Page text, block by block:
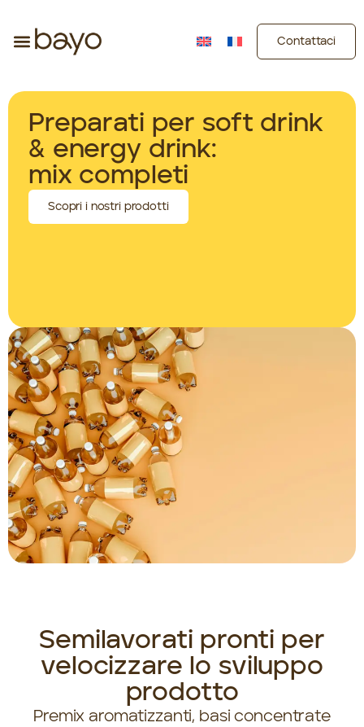
Contattaci
Preparati per soft drink
& energy drink:
mix completi
Scopri i nostri prodotti
Semilavorati pronti per
velocizzare lo sviluppo
prodotto
Premix aromatizzanti, basi concentrate